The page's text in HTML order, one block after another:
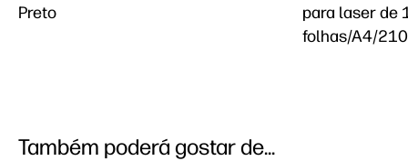
Preto
para laser de
folhas/A4/
Também poderá gostar de...